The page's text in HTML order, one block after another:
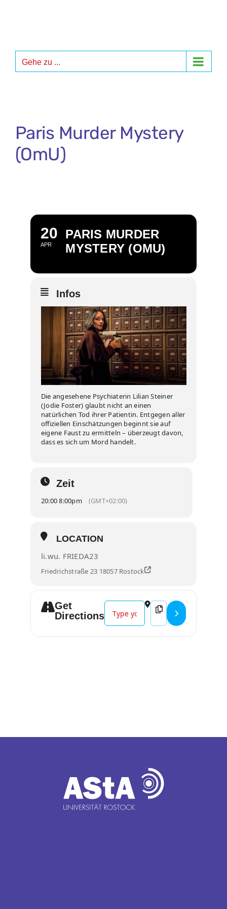
Gehe zu ...
Paris Murder Mystery
(OmU)
20
APR
PARIS MURDER
MYSTERY (OMU)
Infos
Die angesehene Psychiaterin Lilian Steiner
(Jodie Foster) glaubt nicht an einen
natürlichen Tod ihrer Patientin. Entgegen aller
offiziellen Einschätzungen beginnt sie auf
eigene Faust zu ermitteln – überzeugt davon,
dass es sich um Mord handelt.
Zeit
20:00 8:00pm (GMT+02:00)
LOCATION
li.wu. FRIEDA23
Friedrichstraße 23 18057 Rostock
Get
Directions
Address - Paris Murder Mystery
Destination Address